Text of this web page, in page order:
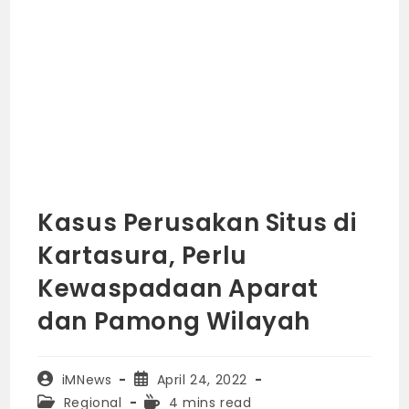
Kasus Perusakan Situs di
Kartasura, Perlu
Kewaspadaan Aparat
dan Pamong Wilayah
Post
author:
iMNews
Post
published:
April 24, 2022
PostRegional
Reading4 mins read